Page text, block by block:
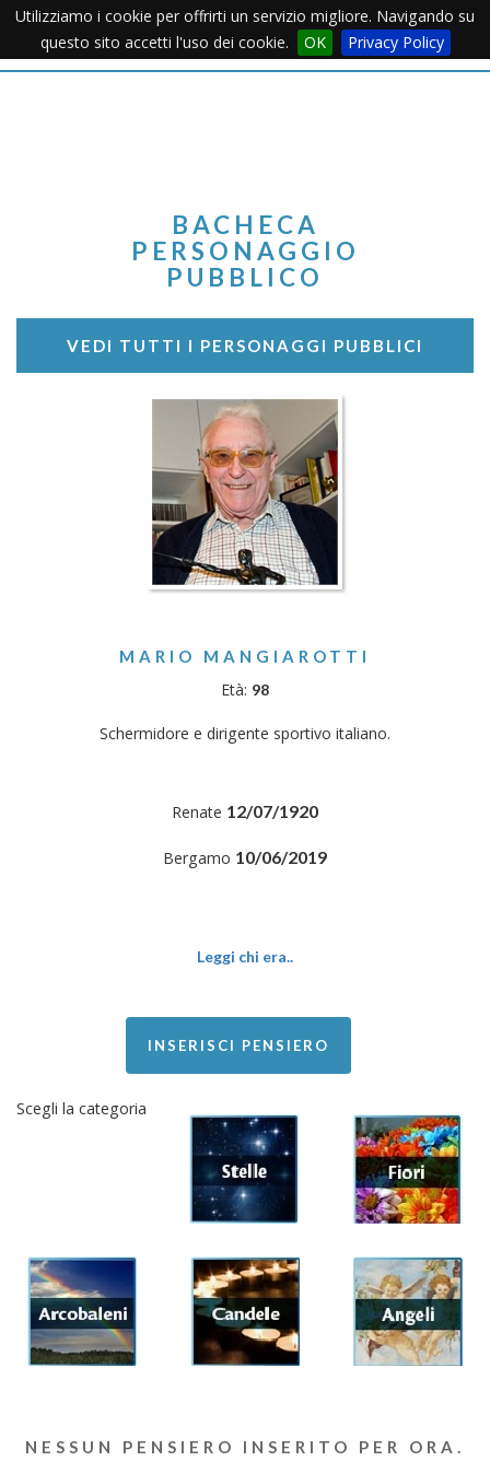
Utilizziamo i cookie per offrirti un servizio migliore. Navigando su
questo sito accetti l'uso dei cookie.
OK Privacy PolicyMenu
BACHECA
PERSONAGGIO
PUBBLICO
VEDI TUTTI I PERSONAGGI PUBBLICI
MARIO MANGIAROTTI
Età: 98
Schermidore e dirigente sportivo italiano.
Renate 12/07/1920
Bergamo 10/06/2019
Leggi chi era..
INSERISCI PENSIERO
Scegli la categoria
NESSUN PENSIERO INSERITO PER ORA.